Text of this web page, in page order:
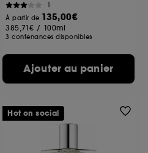
1
À partir de 135,00€
385,71€ / 100ml
3 contenances disponibles
Ajouter au panier
Hot on social